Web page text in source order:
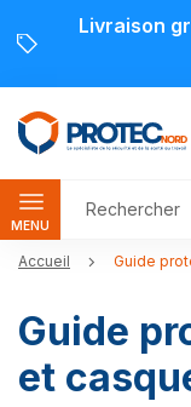
Livraison
MENU
Accueil Guide
Guide
et